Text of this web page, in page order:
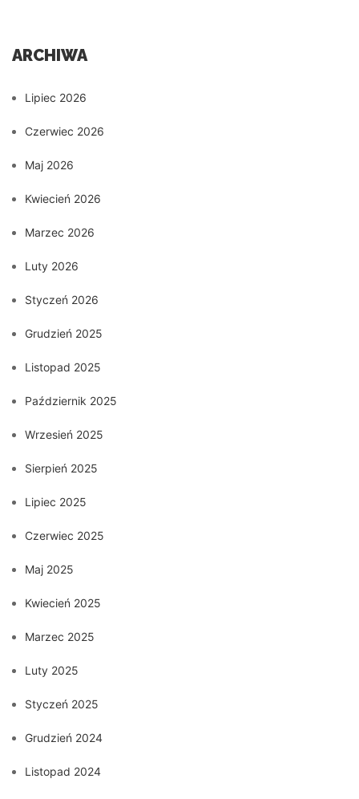
ARCHIWA
Lipiec 2026
Czerwiec 2026
Maj 2026
Kwiecień 2026
Marzec 2026
Luty 2026
Styczeń 2026
Grudzień 2025
Listopad 2025
Październik 2025
Wrzesień 2025
Sierpień 2025
Lipiec 2025
Czerwiec 2025
Maj 2025
Kwiecień 2025
Marzec 2025
Luty 2025
Styczeń 2025
Grudzień 2024
Listopad 2024